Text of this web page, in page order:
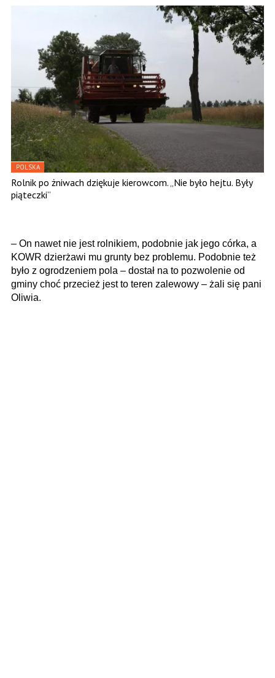
POLSKA
Rolnik po żniwach dziękuje kierowcom. „Nie było hejtu. Były
piąteczki”
– On nawet nie jest rolnikiem, podobnie jak jego córka, a
KOWR dzierżawi mu grunty bez problemu. Podobnie też
było z ogrodzeniem pola – dostał na to pozwolenie od
gminy choć przecież jest to teren zalewowy – żali się pani
Oliwia.